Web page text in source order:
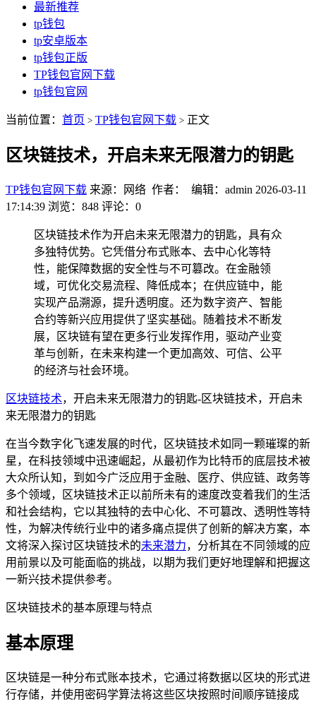
最新推荐
tp钱包
tp安卓版本
tp钱包正版
TP钱包官网下载
tp钱包官网
当前位置： 首页 > TP钱包官网下载 > 正文
区块链技术，开启未来无限潜力的钥匙
TP钱包官网下载 来源：网络 作者： 编辑：admin 2026-03-11
17:14:39 浏览：848 评论：0
区块链技术作为开启未来无限潜力的钥匙，具有众
多独特优势。它凭借分布式账本、去中心化等特
性，能保障数据的安全性与不可篡改。在金融领
域，可优化交易流程、降低成本；在供应链中，能
实现产品溯源，提升透明度。还为数字资产、智能
合约等新兴应用提供了坚实基础。随着技术不断发
展，区块链有望在更多行业发挥作用，驱动产业变
革与创新，在未来构建一个更加高效、可信、公平
的经济与社会环境。
区块链技术，开启未来无限潜力的钥匙-区块链技术，开启未
来无限潜力的钥匙
在当今数字化飞速发展的时代，区块链技术如同一颗璀璨的新
星，在科技领域中迅速崛起，从最初作为比特币的底层技术被
大众所认知，到如今广泛应用于金融、医疗、供应链、政务等
多个领域，区块链技术正以前所未有的速度改变着我们的生活
和社会结构，它以其独特的去中心化、不可篡改、透明性等特
性，为解决传统行业中的诸多痛点提供了创新的解决方案，本
文将深入探讨区块链技术的未来潜力，分析其在不同领域的应
用前景以及可能面临的挑战，以期为我们更好地理解和把握这
一新兴技术提供参考。
区块链技术的基本原理与特点
基本原理
区块链是一种分布式账本技术，它通过将数据以区块的形式进
行存储，并使用密码学算法将这些区块按照时间顺序链接成